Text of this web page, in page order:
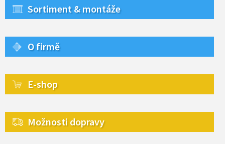
Sortiment & montáže
O firmě
E-shop
Možnosti dopravy